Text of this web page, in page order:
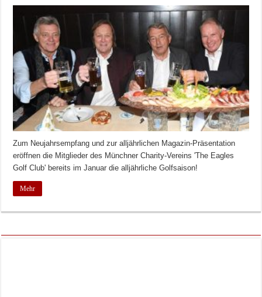
Zum Neujahrsempfang und zur alljährlichen Magazin-Präsentation
eröffnen die Mitglieder des Münchner Charity-Vereins 'The Eagles
Golf Club' bereits im Januar die alljährliche Golfsaison!
Mehr